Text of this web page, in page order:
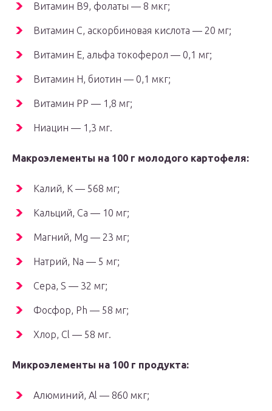
Витамин В9, фолаты — 8 мкг;
Витамин C, аскорбиновая кислота — 20 мг;
Витамин Е, альфа токоферол — 0,1 мг;
Витамин Н, биотин — 0,1 мкг;
Витамин РР — 1,8 мг;
Ниацин — 1,3 мг.
Макроэлементы на 100 г молодого картофеля:
Калий, K — 568 мг;
Кальций, Ca — 10 мг;
Магний, Mg — 23 мг;
Натрий, Na — 5 мг;
Сера, S — 32 мг;
Фосфор, Ph — 58 мг;
Хлор, Cl — 58 мг.
Микроэлементы на 100 г продукта:
Алюминий, Al — 860 мкг;